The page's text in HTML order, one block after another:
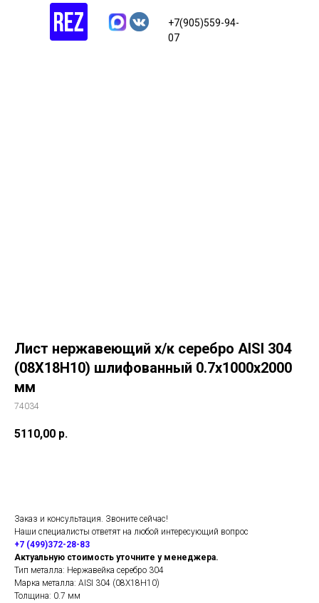
+7(905)559-94-
07
Лист нержавеющий х/к серебро AISI 304
(08Х18Н10) шлифованный 0.7х1000х2000
мм
74034
5110,00 р.
Заказ и консультация. Звоните сейчас!
Наши специалисты ответят на любой интересующий вопрос
+7 (499)372-28-83
Актуальную стоимость уточните у менеджера.
Тип металла: Нержавейка серебро 304
Марка металла: AISI 304 (08Х18Н10)
Толщина: 0.7 мм